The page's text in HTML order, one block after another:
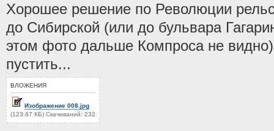
Хорошее решение по Революции
до Сибирской (или до бульвара
этом фото дальше Компроса не
пустить...
ВЛОЖЕНИЯ
Изображение 008.jpg
(123.67 КБ) Скачиваний: 232